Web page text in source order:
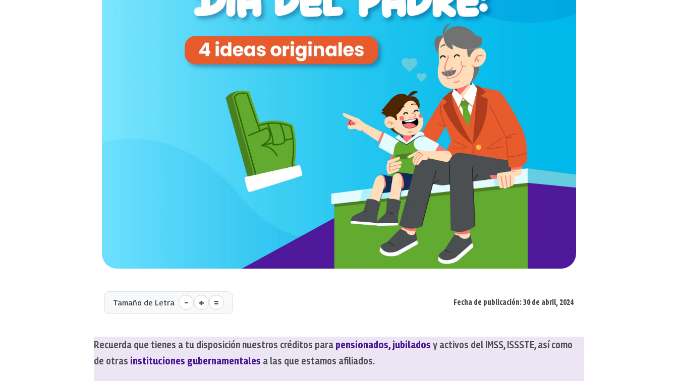
Tamaño de Letra - + = Fecha de publicación: 30 de abril, 2024
Recuerda que tienes a tu disposición nuestros créditos para pensionados, jubilados y activos del IMSS, ISSSTE, así como
de otras instituciones gubernamentales a las que estamos afiliados.